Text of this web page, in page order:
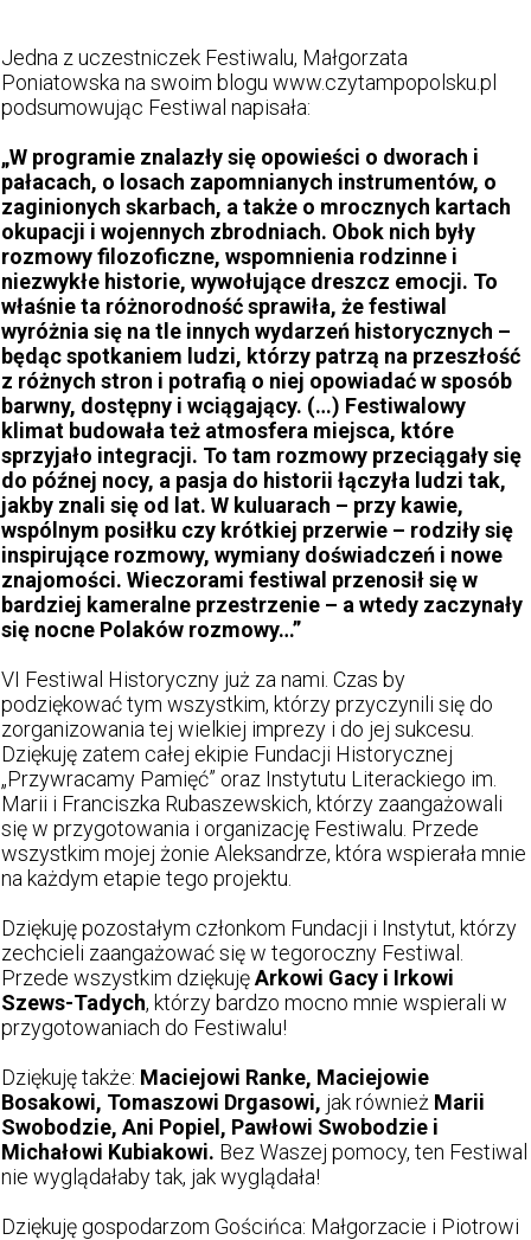
Jedna z uczestniczek Festiwalu, Małgorzata
Poniatowska na swoim blogu www.czytampopolsku.pl
podsumowując Festiwal napisała:
„W programie znalazły się opowieści o dworach i
pałacach, o losach zapomnianych instrumentów, o
zaginionych skarbach, a także o mrocznych kartach
okupacji i wojennych zbrodniach. Obok nich były
rozmowy filozoficzne, wspomnienia rodzinne i
niezwykłe historie, wywołujące dreszcz emocji. To
właśnie ta różnorodność sprawiła, że festiwal
wyróżnia się na tle innych wydarzeń historycznych –
będąc spotkaniem ludzi, którzy patrzą na przeszłość
z różnych stron i potrafią o niej opowiadać w sposób
barwny, dostępny i wciągający. (…) Festiwalowy
klimat budowała też atmosfera miejsca, które
sprzyjało integracji. To tam rozmowy przeciągały się
do późnej nocy, a pasja do historii łączyła ludzi tak,
jakby znali się od lat. W kuluarach – przy kawie,
wspólnym posiłku czy krótkiej przerwie – rodziły się
inspirujące rozmowy, wymiany doświadczeń i nowe
znajomości. Wieczorami festiwal przenosił się w
bardziej kameralne przestrzenie – a wtedy zaczynały
się nocne Polaków rozmowy…”
VI Festiwal Historyczny już za nami. Czas by
podziękować tym wszystkim, którzy przyczynili się do
zorganizowania tej wielkiej imprezy i do jej sukcesu.
Dziękuję zatem całej ekipie Fundacji Historycznej
„Przywracamy Pamięć” oraz Instytutu Literackiego im.
Marii i Franciszka Rubaszewskich, którzy zaangażowali
się w przygotowania i organizację Festiwalu. Przede
wszystkim mojej żonie Aleksandrze, która wspierała mnie
na każdym etapie tego projektu.
Dziękuję pozostałym członkom Fundacji i Instytut, którzy
zechcieli zaangażować się w tegoroczny Festiwal.
Przede wszystkim dziękujęArkowi Gacy i Irkowi
Szews-Tadych, którzy bardzo mocno mnie wspierali w
przygotowaniach do Festiwalu!
Dziękuję także: Maciejowi Ranke, Maciejowie
Bosakowi, Tomaszowi Drgasowi, jak również Marii
Swobodzie, Ani Popiel, Pawłowi Swobodzie i
Michałowi Kubiakowi. Bez Waszej pomocy, ten Festiwal
nie wyglądałaby tak, jak wyglądała!
Dziękuję gospodarzom Gościńca: Małgorzacie i Piotrowi